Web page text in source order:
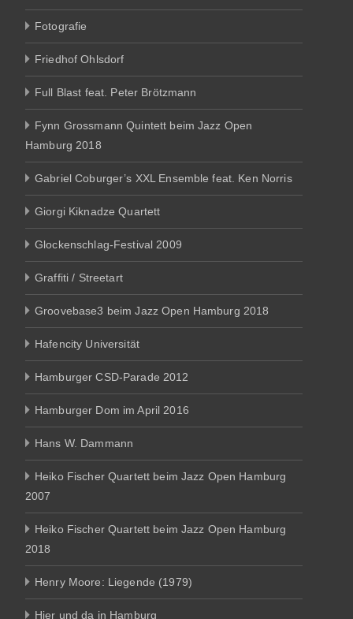
Fotografie
Friedhof Ohlsdorf
Full Blast feat. Peter Brötzmann
Fynn Grossmann Quintett beim Jazz Open
Hamburg 2018
Gabriel Coburger’s XXL Ensemble feat. Ken Norris
Giorgi Kiknadze Quartett
Glockenschlag-Festival 2009
Graffiti / Streetart
Groovebase3 beim Jazz Open Hamburg 2018
Hafencity Universität
Hamburger CSD-Parade 2012
Hamburger Dom im April 2016
Hans W. Dammann
Heiko Fischer Quartett beim Jazz Open Hamburg
2007
Heiko Fischer Quartett beim Jazz Open Hamburg
2018
Henry Moore: Liegende (1979)
Hier und da in Hamburg